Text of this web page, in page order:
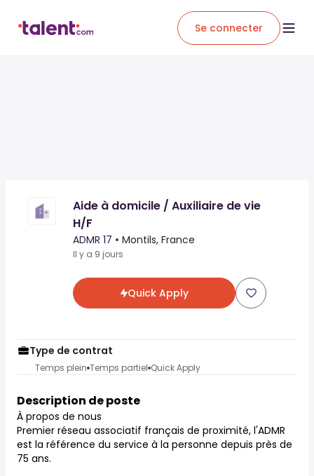
Se connecter
Aide à domicile / Auxiliaire de vie
H/F
ADMR 17 • Montils, France
Il y a 9 jours
Quick Apply
Type de contrat
Temps plein Temps partiel Quick Apply
Description de poste
À propos de nous
Premier réseau associatif français de proximité, l'ADMR
est la référence du service à la personne depuis près de
75 ans.